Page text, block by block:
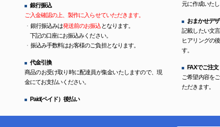
銀行振込
ご入金確認の上、製作に入らせていただきます。
銀行振込みは発送前のお振込 となります。
下記の口座にお振込みください。
振込み手数料はお客様のご負担となります。
代金引換
商品のお受け取り時に配達員が集金いたしますので、現
金にてお支払いください。
Paid(ペイド）後払い
元に作成いた
おまかせデ
記載したい文
ヒアリングの
す。
FAXでご注文
ご希望内容を
ただきます。